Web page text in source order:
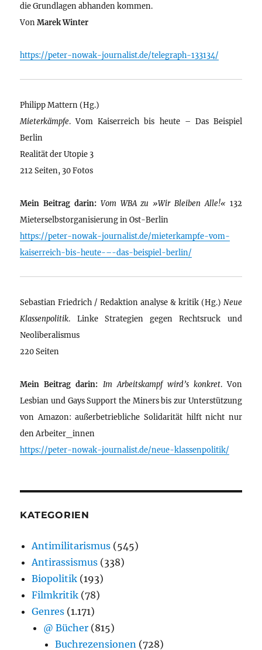
die Grundlagen abhanden kommen.
VonMarek Winter
https://peter-nowak-journalist.de/telegraph-133134/
Philipp Mattern (Hg.)
Mieterkämpfe. Vom Kaiserreich bis heute – Das Beispiel
Berlin
Realität der Utopie 3
212 Seiten, 30 Fotos
Mein Beitrag darin: Vom WBA zu »Wir Bleiben Alle!« 132
Mieterselbstorganisierung in Ost-Berlin
https://peter-nowak-journalist.de/mieterkampfe-vom-
kaiserreich-bis-heute-–-das-beispiel-berlin/
Sebastian Friedrich / Redaktion analyse & kritik (Hg.) Neue
Klassenpolitik. Linke Strategien gegen Rechtsruck und
Neoliberalismus
220 Seiten
Mein Beitrag darin: Im Arbeitskampf wird’s konkret. Von
Lesbian und Gays Support the Miners bis zur Unterstützung
von Amazon: außerbetriebliche Solidarität hilft nicht nur
den Arbeiter_innen
https://peter-nowak-journalist.de/neue-klassenpolitik/
KATEGORIEN
Antimilitarismus (545)
Antirassismus (338)
Biopolitik (193)
Filmkritik (78)
Genres (1.171)
@ Bücher (815)
Buchrezensionen (728)